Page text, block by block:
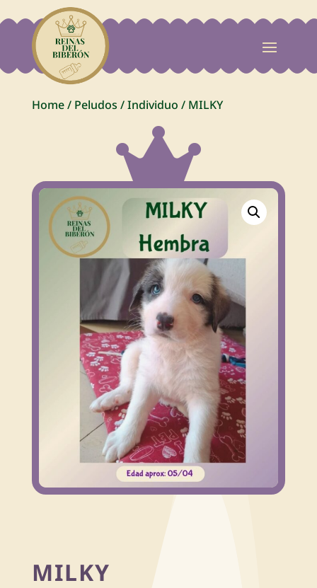
Home/ Peludos /Individuo / MILKY

MILKY